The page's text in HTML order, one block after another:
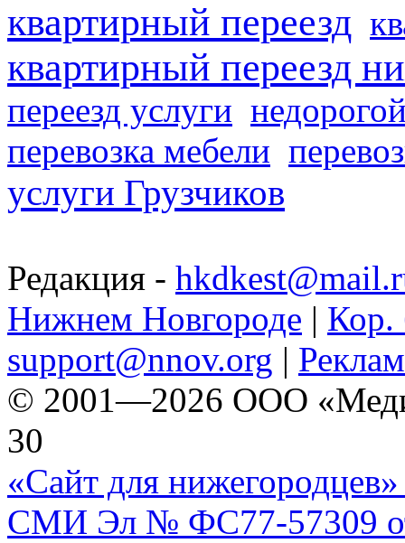
квартирный переезд
квартирный переезд
переезд услуги
перевозка мебели
услуги Грузчиков
Редакция -
Нижнем Новгороде | Кор.
support@nnov.org |
© 2001—2026 ООО
30
«Сайт для нижегородцев»
СМИ Эл № ФС77-57309